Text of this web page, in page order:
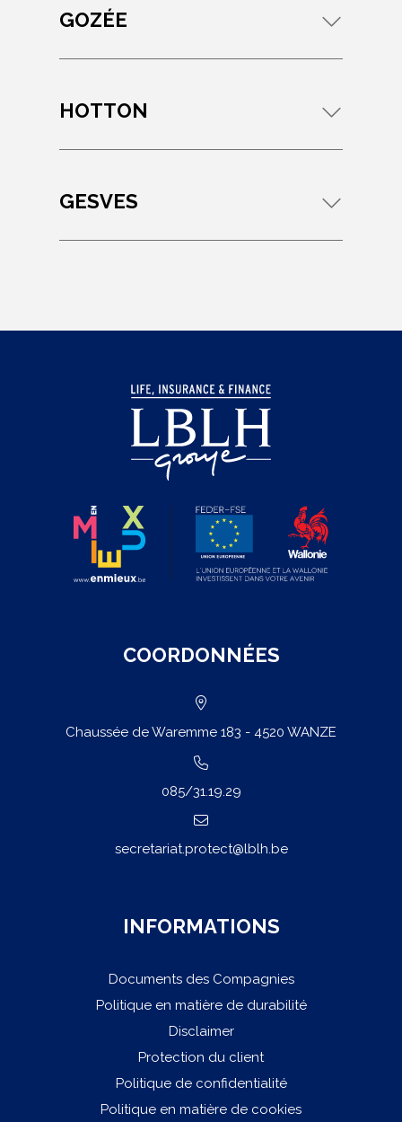
GOZÉE
HOTTON
GESVES
COORDONNÉES
Chaussée de Waremme 183 - 4520 WANZE
085/31.19.29
secretariat.protect@lblh.be
INFORMATIONS
Documents des Compagnies
Politique en matière de durabilité
Disclaimer
Protection du client
Politique de confidentialité
Politique en matière de cookies